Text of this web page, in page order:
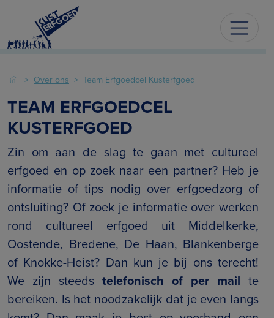
Over ons Team Erfgoedcel Kusterfgoed
TEAM ERFGOEDCEL
KUSTERFGOED
Zin om aan de slag te gaan met cultureel
erfgoed en op zoek naar een partner? Heb je
informatie of tips nodig over erfgoedzorg of
ontsluiting? Of zoek je informatie over werken
rond cultureel erfgoed uit Middelkerke,
Oostende, Bredene, De Haan, Blankenberge
of Knokke-Heist? Dan kun je bij ons terecht!
We zijn steeds telefonisch of per mail te
bereiken. Is het noodzakelijk dat je even langs